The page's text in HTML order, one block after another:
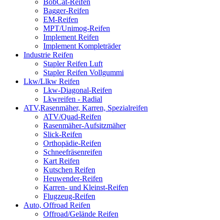
BobCat-Reifen
Bagger-Reifen
EM-Reifen
MPT/Unimog-Reifen
Implement Reifen
Implement Kompleträder
Industrie Reifen
Stapler Reifen Luft
Stapler Reifen Vollgummi
Lkw/Llkw Reifen
Lkw-Diagonal-Reifen
Lkwreifen - Radial
ATV,Rasenmäher, Karren, Spezialreifen
ATV/Quad-Reifen
Rasenmäher-Aufsitzmäher
Slick-Reifen
Orthopädie-Reifen
Schneefräsenreifen
Kart Reifen
Kutschen Reifen
Heuwender-Reifen
Karren- und Kleinst-Reifen
Flugzeug-Reifen
Auto, Offroad Reifen
Offroad/Gelände Reifen